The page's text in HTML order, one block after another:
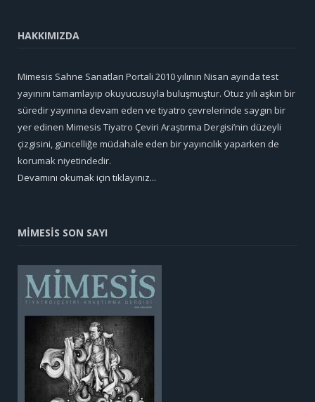
HAKKIMIZDA
Mimesis Sahne Sanatları Portali 2010 yılının Nisan ayında test
yayınını tamamlayıp okuyucusuyla buluşmuştur. Otuz yılı aşkın bir
süredir yayınına devam eden ve tiyatro çevrelerinde saygın bir
yer edinen Mimesis Tiyatro Çeviri Araştırma Dergisi’nin düzeyli
çizgisini, güncelliğe müdahale eden bir yayıncılık yaparken de
korumak niyetindedir.
Devamını okumak için tıklayınız...
MİMESİS SON SAYI